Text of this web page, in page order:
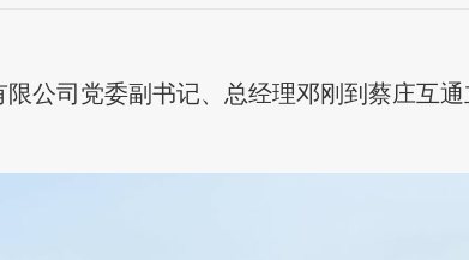
公司党委副书记、总经理邓刚到蔡庄互